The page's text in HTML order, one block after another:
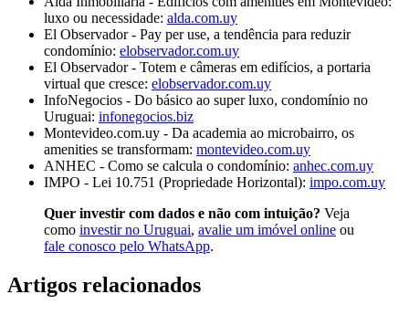
luxo ou necessidade: alda.com.uy
El Observador - Pay per use, a tendência para reduzir
condomínio: elobservador.com.uy
El Observador - Totem e câmeras em edifícios, a portaria
virtual que cresce: elobservador.com.uy
InfoNegocios - Do básico ao super luxo, condomínio no
Uruguai: infonegocios.biz
Montevideo.com.uy - Da academia ao microbairro, os
amenities se transformam: montevideo.com.uy
ANHEC - Como se calcula o condomínio: anhec.com.uy
IMPO - Lei 10.751 (Propriedade Horizontal): impo.com.uy
Quer investir com dados e não com intuição? Veja
como investir no Uruguai, avalie um imóvel online ou
fale conosco pelo WhatsApp.
Artigos relacionados